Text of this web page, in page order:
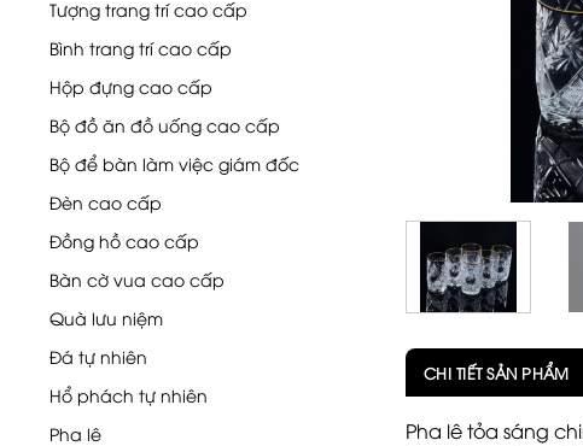
Tượng trang trí cao cấp
Bình trang trí cao cấp
Hộp đựng cao cấp
Bộ đồ ăn đồ uống cao cấp
Bộ để bàn làm việc giám đốc
Đèn cao cấp
Đồng hồ cao cấp
Bàn cờ vua cao cấp
Quà lưu niệm
Đá tự nhiên
Hổ phách tự nhiên
Pha lê
CHI TIẾT SẢN PHẨM
Pha lê tỏa sáng